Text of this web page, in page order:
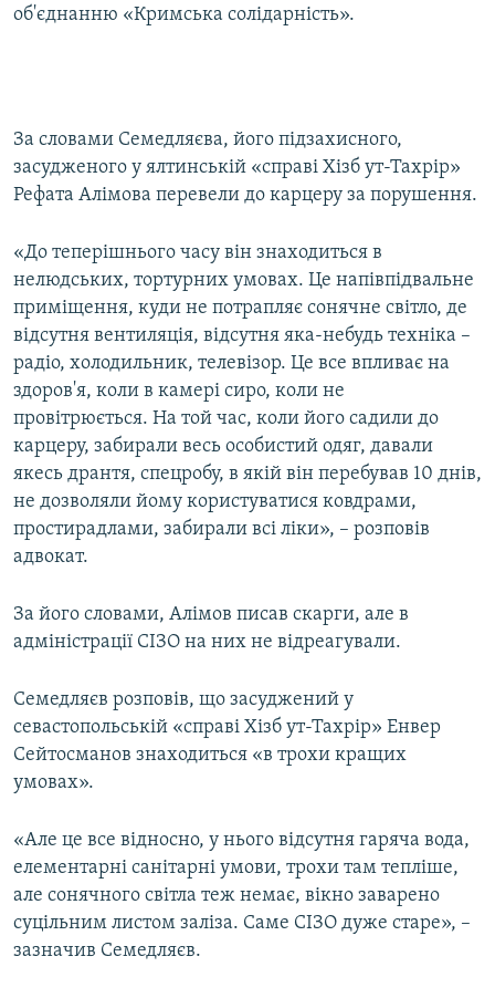
об'єднанню «Кримська солідарність».
За словами Семедляєва, його підзахисного,
засудженого у ялтинській «справі Хізб ут-Тахрір»
Рефата Алімова перевели до карцеру за порушення.
«До теперішнього часу він знаходиться в
нелюдських, тортурних умовах. Це напівпідвальне
приміщення, куди не потрапляє сонячне світло, де
відсутня вентиляція, відсутня яка-небудь техніка –
радіо, холодильник, телевізор. Це все впливає на
здоров'я, коли в камері сиро, коли не
провітрюється. На той час, коли його садили до
карцеру, забирали весь особистий одяг, давали
якесь дрантя, спецробу, в якій він перебував 10 днів,
не дозволяли йому користуватися ковдрами,
простирадлами, забирали всі ліки», – розповів
адвокат.
За його словами, Алімов писав скарги, але в
адміністрації СІЗО на них не відреагували.
Семедляєв розповів, що засуджений у
севастопольській «справі Хізб ут-Тахрір» Енвер
Сейтосманов знаходиться «в трохи кращих
умовах».
«Але це все відносно, у нього відсутня гаряча вода,
елементарні санітарні умови, трохи там тепліше,
але сонячного світла теж немає, вікно заварено
суцільним листом заліза. Саме СІЗО дуже старе», –
зазначив Семедляєв.